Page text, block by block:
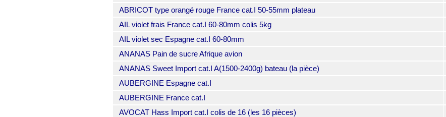
ABRICOT type orangé rouge France cat.I 50-55mm plateau
AIL violet frais France cat.I 60-80mm colis 5kg
AIL violet sec Espagne cat.I 60-80mm
ANANAS Pain de sucre Afrique avion
ANANAS Sweet Import cat.I A(1500-2400g) bateau (la pièce)
AUBERGINE Espagne cat.I
AUBERGINE France cat.I
AVOCAT Hass Import cat.I colis de 16 (les 16 pièces)